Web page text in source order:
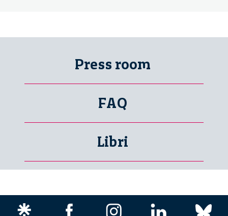
Press room
FAQ
Libri